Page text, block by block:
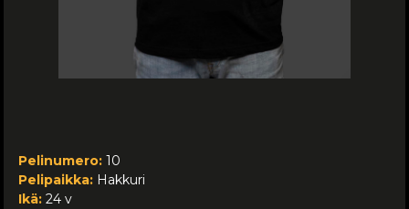
Pelinumero: 10
Pelipaikka: Hakkuri
Ikä: 24 v